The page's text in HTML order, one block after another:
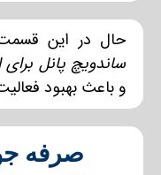
حال در این قسمت
ساندویچ پانل برای
و باعث بهبود
صرفه